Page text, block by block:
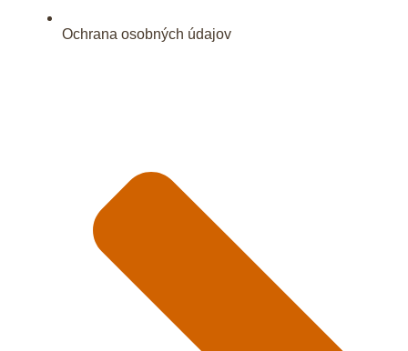
Ochrana osobných údajov